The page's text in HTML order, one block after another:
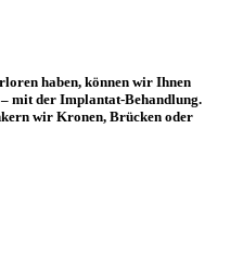
haben, können wir Ihnen
mit der Implantat-Be­hand­lung.
wir Kronen, Brücken oder